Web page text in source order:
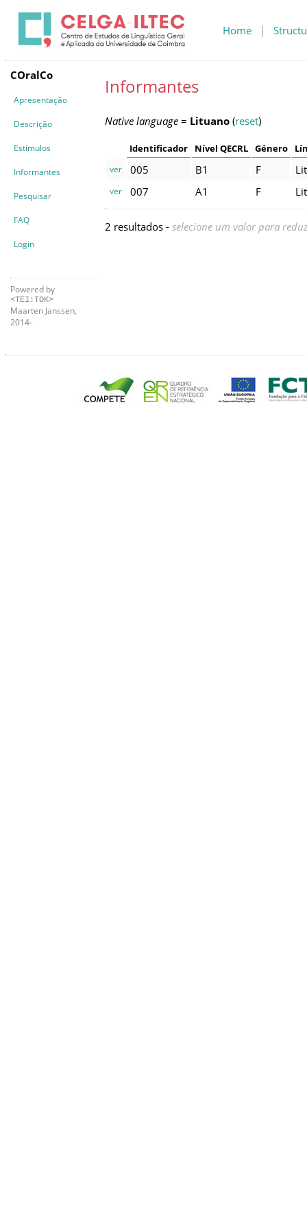
Home |
COralCo
Apresentação
Descrição
Estímulos
Informantes
Pesquisar
FAQ
Login
Powered by
<TEI:TOK>
Maarten Janssen,
2014-
Informantes
Native language = Lituano (reset)
Identificador Nível QECRL Género
ver 005 B1 F
ver 007 A1 F
2 resultados - selecione um valor para